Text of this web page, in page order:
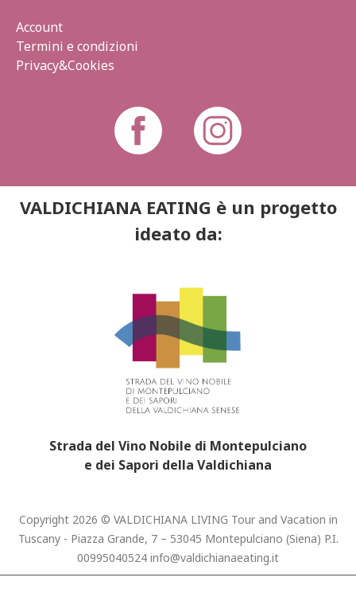
Account
Termini e condizioni
Privacy&Cookies
VALDICHIANA EATING è un progetto
ideato da:
Strada del Vino Nobile di Montepulciano
e dei Sapori della Valdichiana
Copyright 2026 © VALDICHIANA LIVING Tour and Vacation in
Tuscany - Piazza Grande, 7 – 53045 Montepulciano (Siena) P.I.
00995040524 info@valdichianaeating.it